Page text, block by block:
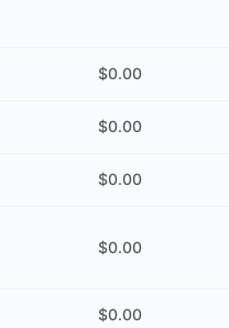
$0.00
$0.00
$0.00
$0.00
$0.00